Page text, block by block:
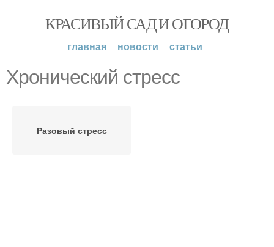
КРАСИВЫЙ САД И ОГОРОД
главная новости статьи
Хронический стресс
Разовый стресс